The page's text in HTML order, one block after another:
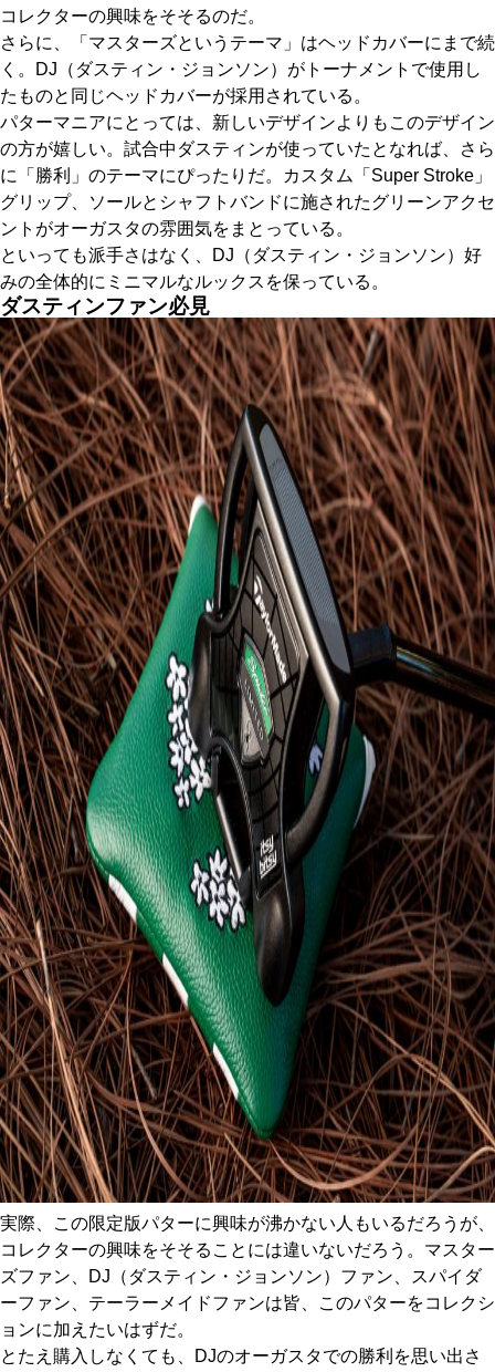
コレクターの興味をそそるのだ。
さらに、「マスターズというテーマ」はヘッドカバーにまで続
く。DJ（ダスティン・ジョンソン）がトーナメントで使用し
たものと同じヘッドカバーが採用されている。
パターマニアにとっては、新しいデザインよりもこのデザイン
の方が嬉しい。試合中ダスティンが使っていたとなれば、さら
に「勝利」のテーマにぴったりだ。カスタム「Super Stroke」
グリップ、ソールとシャフトバンドに施されたグリーンアクセ
ントがオーガスタの雰囲気をまとっている。
といっても派手さはなく、DJ（ダスティン・ジョンソン）好
みの全体的にミニマルなルックスを保っている。
ダスティンファン必見
実際、この限定版パターに興味が沸かない人もいるだろうが、
コレクターの興味をそそることには違いないだろう。マスター
ズファン、DJ（ダスティン・ジョンソン）ファン、スパイダ
ーファン、テーラーメイドファンは皆、このパターをコレクシ
ョンに加えたいはずだ。
とたえ購入しなくても、DJのオーガスタでの勝利を思い出さ